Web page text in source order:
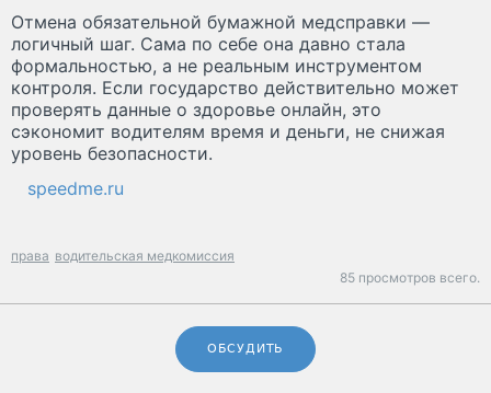
Отмена обязательной бумажной медсправки —
логичный шаг. Сама по себе она давно стала
формальностью, а не реальным инструментом
контроля. Если государство действительно может
проверять данные о здоровье онлайн, это
сэкономит водителям время и деньги, не снижая
уровень безопасности.
speedme.ru
права водительская медкомиссия
85 просмотров всего.
ОБСУДИТЬ